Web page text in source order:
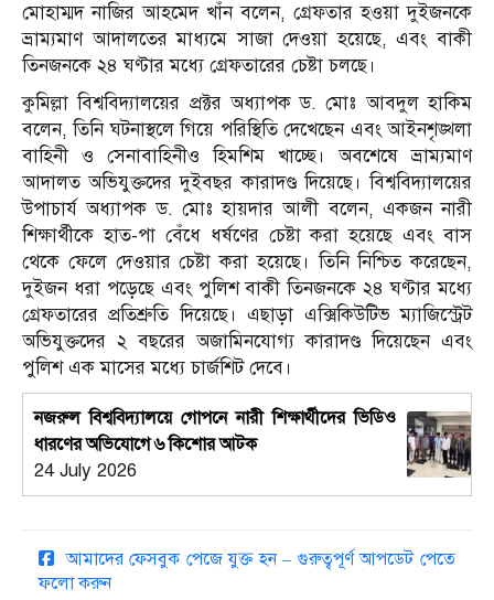
মোহাম্মদ নাজির আহমেদ খাঁন বলেন, গ্রেফতার হওয়া দুইজনকে
ভ্রাম্যমাণ আদালতের মাধ্যমে সাজা দেওয়া হয়েছে, এবং বাকী
তিনজনকে ২৪ ঘণ্টার মধ্যে গ্রেফতারের চেষ্টা চলছে।
কুমিল্লা বিশ্ববিদ্যালয়ের প্রক্টর অধ্যাপক ড. মোঃ আবদুল হাকিম
বলেন, তিনি ঘটনাস্থলে গিয়ে পরিস্থিতি দেখেছেন এবং আইনশৃঙ্খলা
বাহিনী ও সেনাবাহিনীও হিমশিম খাচ্ছে। অবশেষে ভ্রাম্যমাণ
আদালত অভিযুক্তদের দুইবছর কারাদণ্ড দিয়েছে। বিশ্ববিদ্যালয়ের
উপাচার্য অধ্যাপক ড. মোঃ হায়দার আলী বলেন, একজন নারী
শিক্ষার্থীকে হাত-পা বেঁধে ধর্ষণের চেষ্টা করা হয়েছে এবং বাস
থেকে ফেলে দেওয়ার চেষ্টা করা হয়েছে। তিনি নিশ্চিত করেছেন,
দুইজন ধরা পড়েছে এবং পুলিশ বাকী তিনজনকে ২৪ ঘণ্টার মধ্যে
গ্রেফতারের প্রতিশ্রুতি দিয়েছে। এছাড়া এক্সিকিউটিভ ম্যাজিস্ট্রেট
অভিযুক্তদের ২ বছরের অজামিনযোগ্য কারাদণ্ড দিয়েছেন এবং
পুলিশ এক মাসের মধ্যে চার্জশিট দেবে।
নজরুল বিশ্ববিদ্যালয়ে গোপনে নারী শিক্ষার্থীদের ভিডিও
ধারণের অভিযোগে ৬ কিশোর আটক
24 July 2026
আমাদের ফেসবুক পেজে যুক্ত হন – গুরুত্বপূর্ণ আপডেট পেতে
ফলো করুন